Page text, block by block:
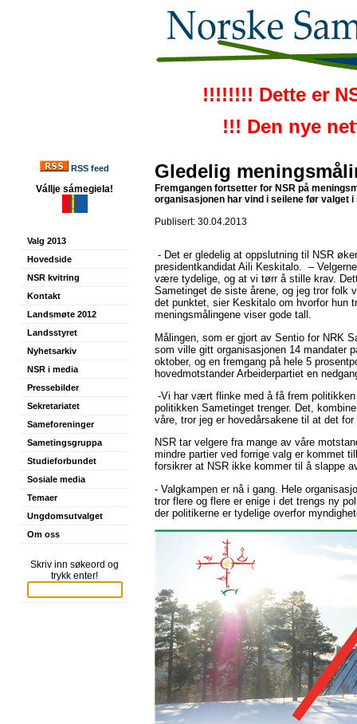
!!!!!!!! Dette er
!!! Den nye
RSS feed
Vállje sámegiela!
Valg 2013
Hovedside
NSR kvitring
Kontakt
Landsmøte 2012
Landsstyret
Nyhetsarkiv
NSR i media
Pressebilder
Sekretariatet
Sameforeninger
Sametingsgruppa
Studieforbundet
Sosiale media
Temaer
Ungdomsutvalget
Om oss
Skriv inn søkeord og
trykk enter!
Gledelig
Fremgangen fortsetter for NSR på
organisasjonen har vind i seilene før valget i
Publisert: 30.04.2013
- Det er gledelig at oppslutning til NSR
presidentkandidat Aili Keskitalo. –
være tydelige, og at vi tørr å stille krav.
Sametinget de siste årene, og jeg tror folk
det punktet, sier Keskitalo om hvorfor hun
meningsmålingene viser gode tall.
Målingen, som er gjort av Sentio for NRK
som ville gitt organisasjonen 14 mandater
oktober, og en fremgang på hele 5
hovedmotstander Arbeiderpartiet en
-Vi har vært flinke med å få frem
politikken Sametinget trenger. Det,
våre, tror jeg er hovedårsakene til at det
NSR tar velgere fra mange av våre
mindre partier ved forrige valg er kommet
forsikrer at NSR ikke kommer til å slappe
- Valgkampen er nå i gang. Hele
tror flere og flere er enige i det trengs ny
der politikerne er tydelige overfor